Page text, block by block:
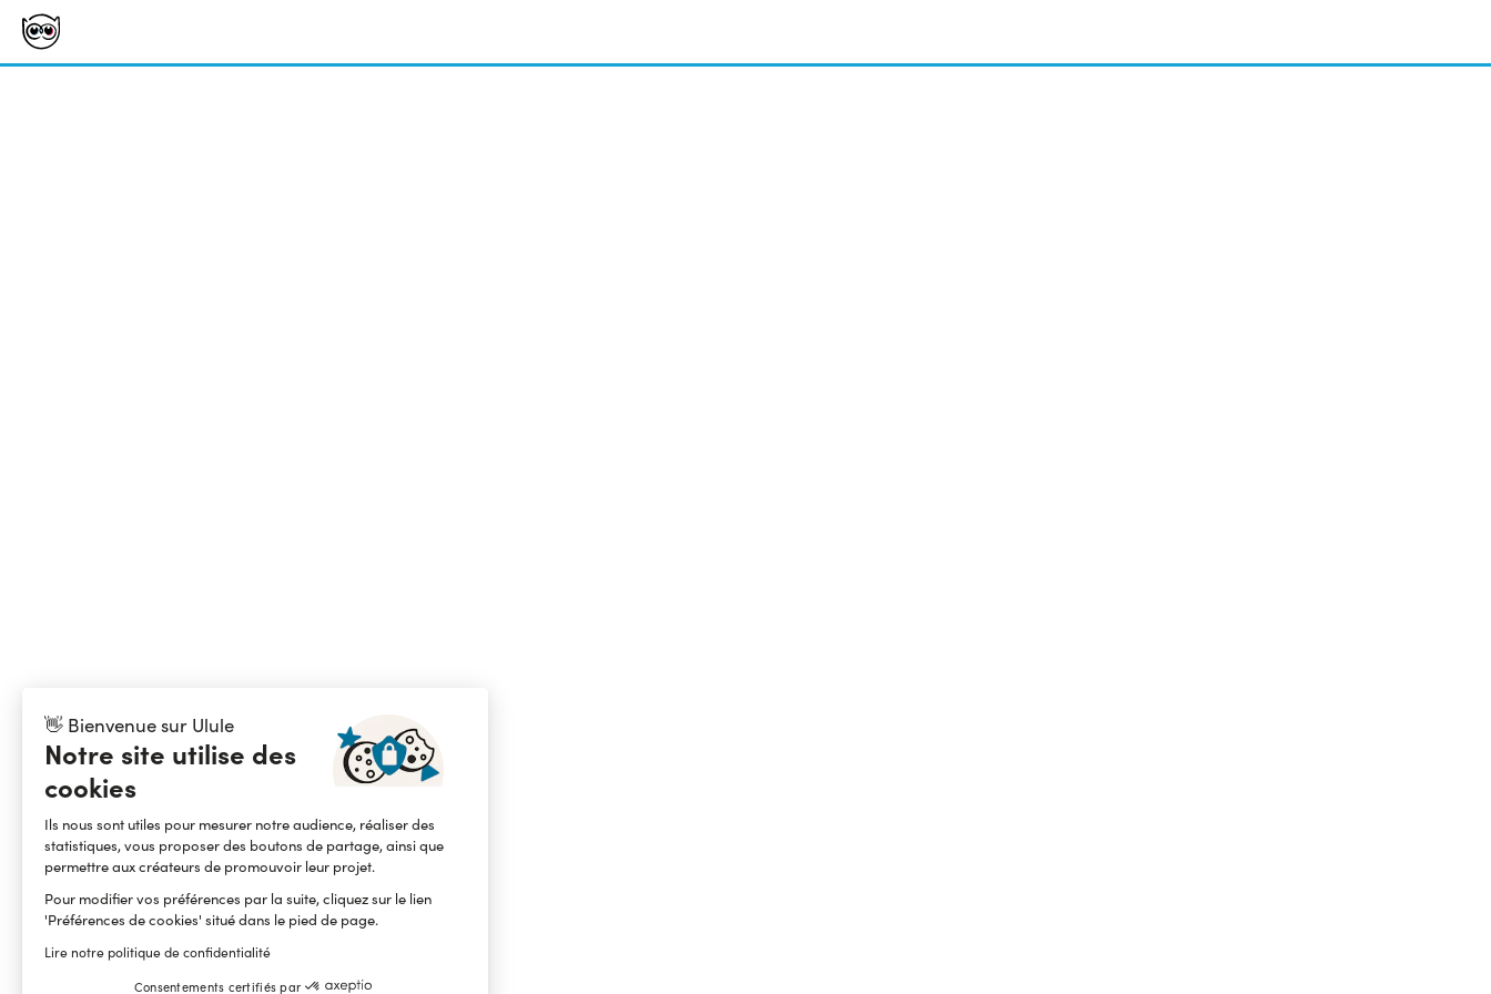
👋 Bienvenue sur Ulule
Notre site utilise des
cookies
Ils nous sont utiles pour mesurer notre audience, réaliser des
statistiques, vous proposer des boutons de partage, ainsi que
permettre aux créateurs de promouvoir leur projet.
Pour modifier vos préférences par la suite, cliquez sur le lien
'Préférences de cookies' situé dans le pied de page.
Lire notre politique de confidentialité
Consentements certifiés par